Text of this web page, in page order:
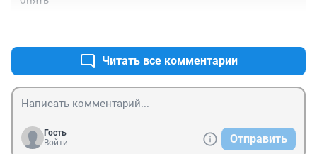
Читать все комментарии
Гость
Войти
Отправить